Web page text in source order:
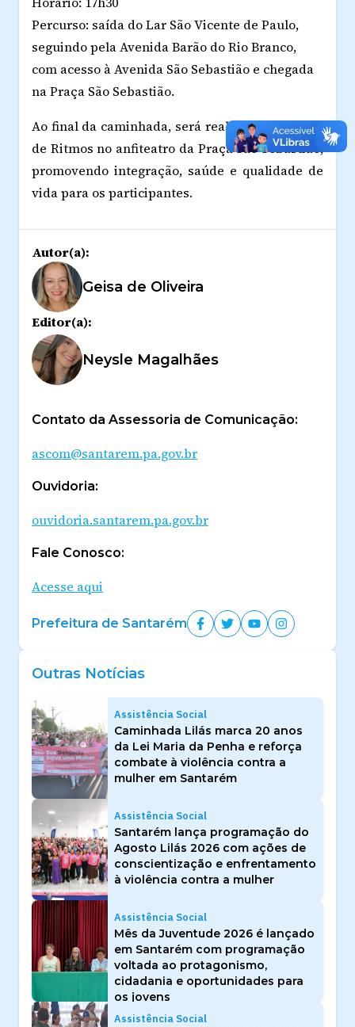
Percurso: saída do Lar São Vicente de Paulo,
seguindo pela Avenida Barão do Rio Branco,
com acesso à Avenida São Sebastião e chegada
na Praça São Sebastião.
Ao final da caminhada, será realizado um Aulão
de Ritmos no anfiteatro da Praça São Sebastião,
promovendo integração, saúde e qualidade de
vida para os participantes.
Autor(a):
Geisa de Oliveira
Editor(a):
Neysle Magalhães
Contato da Assessoria de Comunicação:
ascom@santarem.pa.gov.br
Ouvidoria:
ouvidoria.santarem.pa.gov.br
Fale Conosco:
Acesse aqui
Prefeitura de Santarém
Outras Notícias
Assistência Social
Caminhada Lilás marca 20 anos
da Lei Maria da Penha e reforça
combate à violência contra a
mulher em Santarém
Assistência Social
Santarém lança programação do
Agosto Lilás 2026 com ações de
conscientização e enfrentamento
à violência contra a mulher
Assistência Social
Mês da Juventude 2026 é lançado
em Santarém com programação
voltada ao protagonismo,
cidadania e oportunidades para
os jovens
Assistência Social